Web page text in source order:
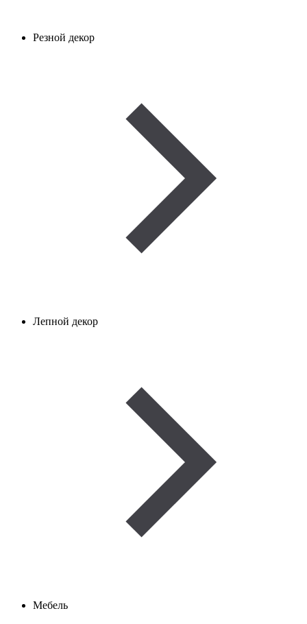
Резной декор
Лепной декор
Мебель